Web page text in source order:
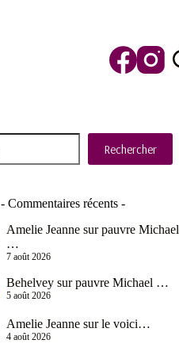
Rechercher
- Commentaires récents -
Amelie Jeanne surpauvre Michael
…
7 août 2026
Behelvey surpauvre Michael …
5 août 2026
Amelie Jeanne surle voici…
4 août 2026